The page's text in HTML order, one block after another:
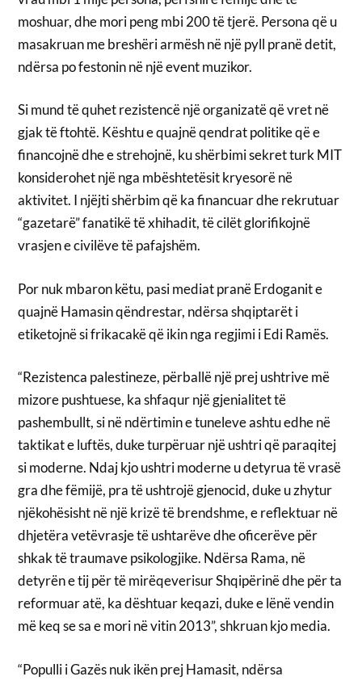
moshuar, dhe mori peng mbi 200 të tjerë. Persona që u
masakruan me breshëri armësh në një pyll pranë detit,
ndërsa po festonin në një event muzikor.
Si mund të quhet rezistencë një organizatë që vret në
gjak të ftohtë. Kështu e quajnë qendrat politike që e
financojnë dhe e strehojnë, ku shërbimi sekret turk MIT
konsiderohet një nga mbështetësit kryesorë në
aktivitet. I njëjti shërbim që ka financuar dhe rekrutuar
“gazetarë” fanatikë të xhihadit, të cilët glorifikojnë
vrasjen e civilëve të pafajshëm.
Por nuk mbaron këtu, pasi mediat pranë Erdoganit e
quajnë Hamasin qëndrestar, ndërsa shqiptarët i
etiketojnë si frikacakë që ikin nga regjimi i Edi Ramës.
“Rezistenca palestineze, përballë një prej ushtrive më
mizore pushtuese, ka shfaqur një gjenialitet të
pashembullt, si në ndërtimin e tuneleve ashtu edhe në
taktikat e luftës, duke turpëruar një ushtri që paraqitej
si moderne. Ndaj kjo ushtri moderne u detyrua të vrasë
gra dhe fëmijë, pra të ushtrojë gjenocid, duke u zhytur
njëkohësisht në një krizë të brendshme, e reflektuar në
dhjetëra vetëvrasje të ushtarëve dhe oficerëve për
shkak të traumave psikologjike. Ndërsa Rama, në
detyrën e tij për të mirëqeverisur Shqipërinë dhe për ta
reformuar atë, ka dështuar keqazi, duke e lënë vendin
më keq se sa e mori në vitin 2013”, shkruan kjo media.
“Populli i Gazës nuk ikën prej Hamasit, ndërsa